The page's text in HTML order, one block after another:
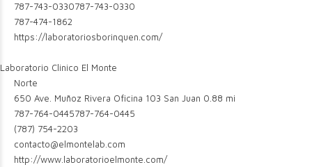
787-743-0330787-743-0330
787-474-1862
https://laboratoriosborinquen.com/
Laboratorio Clinico El Monte
Norte
650 Ave. Muñoz Rivera Oficina 103 San Juan 0.88 mi
787-764-0445787-764-0445
(787) 754-2203
contacto@elmontelab.com
http://www.laboratorioelmonte.com/